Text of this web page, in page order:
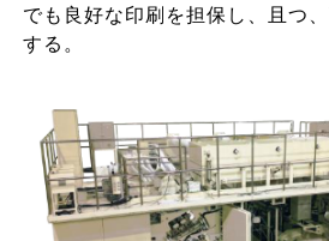
でも良好な印刷を担保し、且つ
する。